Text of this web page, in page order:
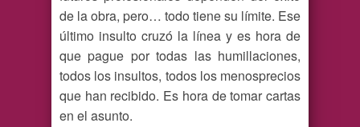
de la obra, pero… todo tiene su límite. Ese
último insulto cruzó la línea y es hora de
que pague por todas las humillaciones,
todos los insultos, todos los menosprecios
que han recibido. Es hora de tomar cartas
en el asunto.